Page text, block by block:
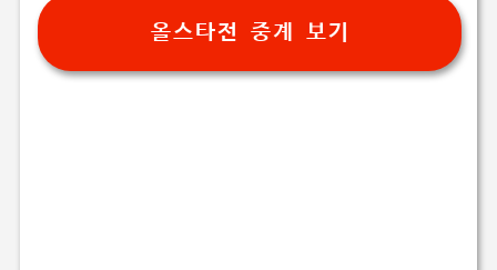
올스타전 중계 보기